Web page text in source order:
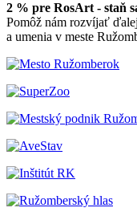
2 % pre RosArt - staň
Pomôž nám rozvíjať
a umenia v meste